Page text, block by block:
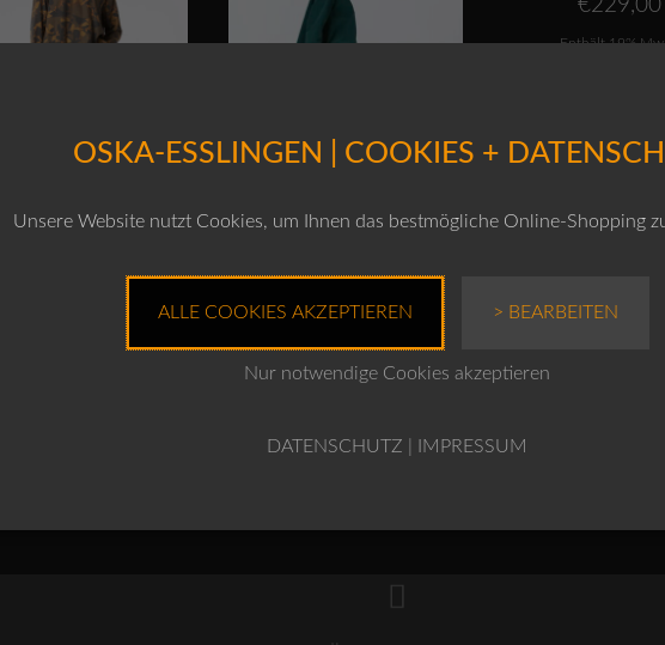
OSKA Hose 521 /
Baumwoll-Cord
OSKA Bluse 517 /
Enthält 19% MwSt.
€229,00
Enthält 19%
OSKA-ESSLINGEN | COOKIES +
Unsere Website nutzt Cookies, um Ihnen das bestmögliche Online-Shopping
ALLE COOKIES AKZEPTIEREN > BEARBEITEN
Nur notwendige Cookies akzeptieren
DATENSCHUTZ IMPRESSUM